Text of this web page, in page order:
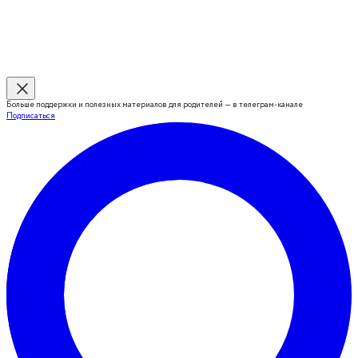
Больше поддержки и полезных материалов для родителей — в телеграм-канале
Подписаться